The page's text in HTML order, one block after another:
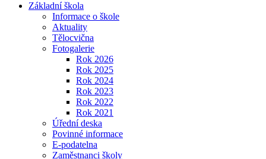
Základní škola
Informace o škole
Aktuality
Tělocvična
Fotogalerie
Rok 2026
Rok 2025
Rok 2024
Rok 2023
Rok 2022
Rok 2021
Úřední deska
Povinné informace
E-podatelna
Zaměstnanci školy